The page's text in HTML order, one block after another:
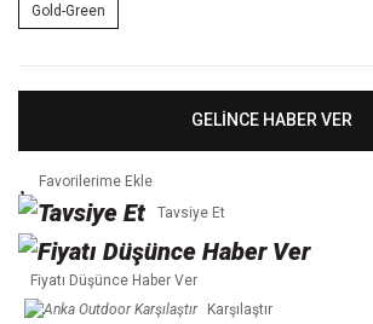
Gold-Green
GELİNCE HABER VER
Tavsiye Et
Fiyatı Düşünce Haber Ver
Karşılaştır